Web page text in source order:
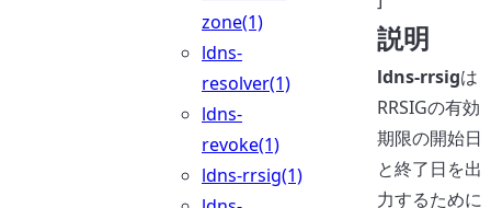
zone(1)
ldns-
resolver(1)
ldns-
revoke(1)
ldns-rrsig(1)
説明
ldns-rrsigは
RRSIGの有効
期限の開始日
と終了日を出
力するために